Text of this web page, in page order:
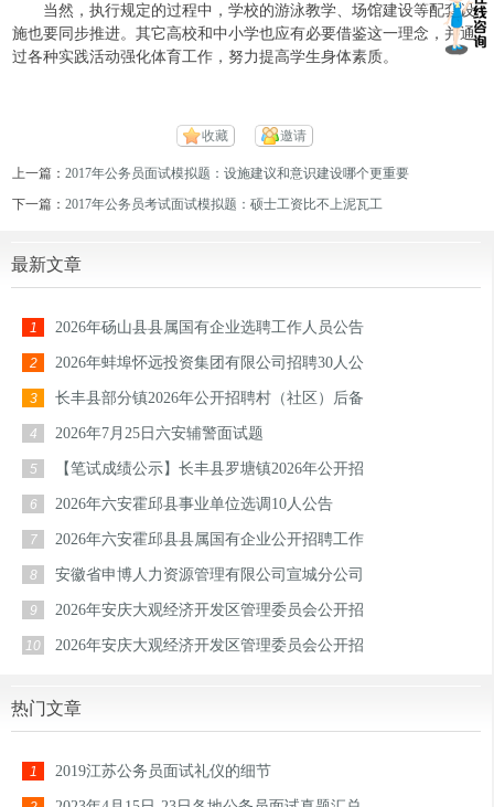
当然，执行规定的过程中，学校的游泳教学、场馆建设等配套设
施也要同步推进。其它高校和中小学也应有必要借鉴这一理念，并通
过各种实践活动强化体育工作，努力提高学生身体素质。
收藏 邀请
上一篇：2017年公务员面试模拟题：设施建议和意识建设哪个更重要
下一篇：2017年公务员考试面试模拟题：硕士工资比不上泥瓦工
最新文章
1 2026年砀山县县属国有企业选聘工作人员公告
2 2026年蚌埠怀远投资集团有限公司招聘30人公
3 长丰县部分镇2026年公开招聘村（社区）后备
4 2026年7月25日六安辅警面试题
5 【笔试成绩公示】长丰县罗塘镇2026年公开招
6 2026年六安霍邱县事业单位选调10人公告
7 2026年六安霍邱县县属国有企业公开招聘工作
8 安徽省申博人力资源管理有限公司宣城分公司
9 2026年安庆大观经济开发区管理委员会公开招
10 2026年安庆大观经济开发区管理委员会公开招
热门文章
1 2019江苏公务员面试礼仪的细节